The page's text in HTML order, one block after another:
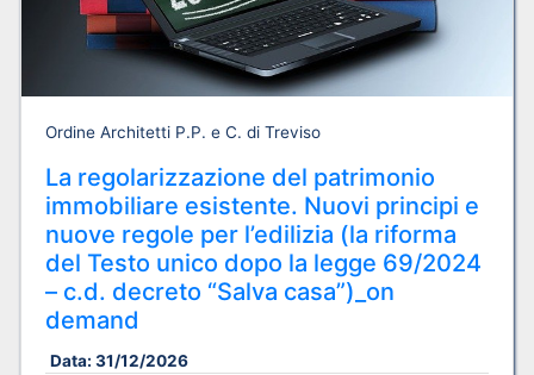
Ordine Architetti P.P. e C. di Treviso
La regolarizzazione del patrimonio
immobiliare esistente. Nuovi principi e
nuove regole per l’edilizia (la riforma
del Testo unico dopo la legge 69/2024
– c.d. decreto “Salva casa”)_on
demand
Data: 31/12/2026